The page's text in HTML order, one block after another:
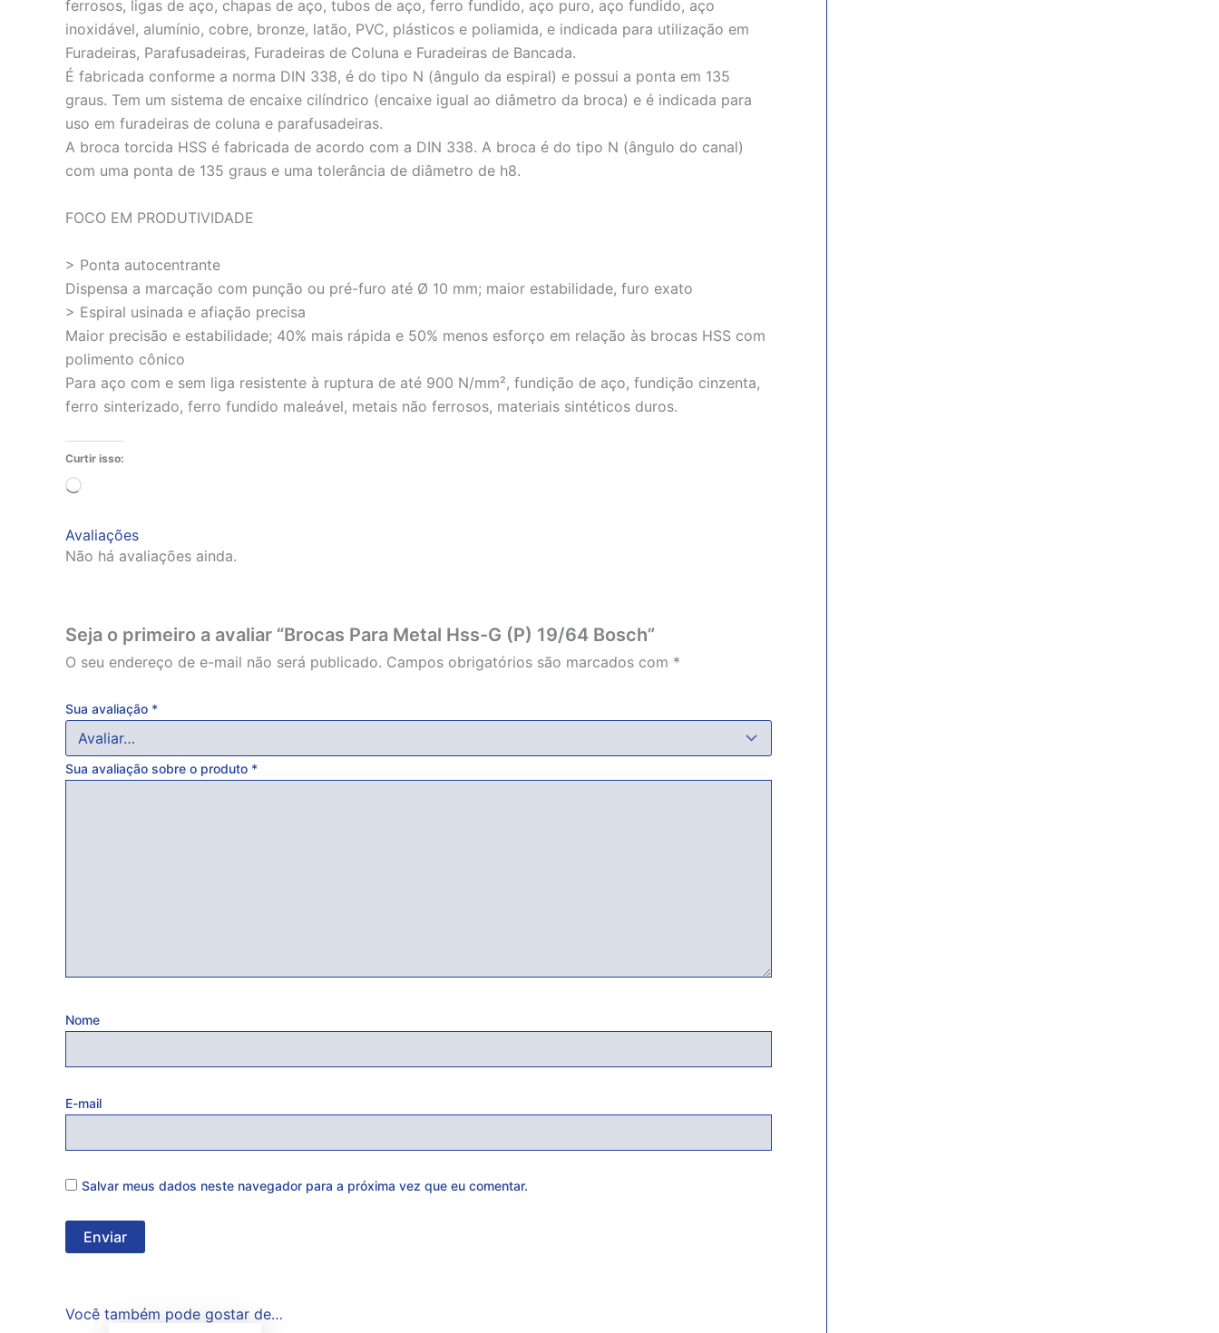
ferrosos, ligas de aço, chapas de aço, tubos de aço, ferro fundido, aço puro, aço fundido, aço
inoxidável, alumínio, cobre, bronze, latão, PVC, plásticos e poliamida, e indicada para utilização em
Furadeiras, Parafusadeiras, Furadeiras de Coluna e Furadeiras de Bancada.
É fabricada conforme a norma DIN 338, é do tipo N (ângulo da espiral) e possui a ponta em 135
graus. Tem um sistema de encaixe cilíndrico (encaixe igual ao diâmetro da broca) e é indicada para
uso em furadeiras de coluna e parafusadeiras.
A broca torcida HSS é fabricada de acordo com a DIN 338. A broca é do tipo N (ângulo do canal)
com uma ponta de 135 graus e uma tolerância de diâmetro de h8.
FOCO EM PRODUTIVIDADE
> Ponta autocentrante
Dispensa a marcação com punção ou pré-furo até Ø 10 mm; maior estabilidade, furo exato
> Espiral usinada e afiação precisa
Maior precisão e estabilidade; 40% mais rápida e 50% menos esforço em relação às brocas HSS com
polimento cônico
Para aço com e sem liga resistente à ruptura de até 900 N/mm², fundição de aço, fundição cinzenta,
ferro sinterizado, ferro fundido maleável, metais não ferrosos, materiais sintéticos duros.
Curtir isso:
Carregando...
Avaliações
Não há avaliações ainda.
Seja o primeiro a avaliar “Brocas Para Metal Hss-G (P) 19/64 Bosch”
O seu endereço de e-mail não será publicado. Campos obrigatórios são marcados com *
Sua avaliação *
Sua avaliação sobre o produto *
Nome
E-mail
Salvar meus dados neste navegador para a próxima vez que eu comentar.
Você também pode gostar de…